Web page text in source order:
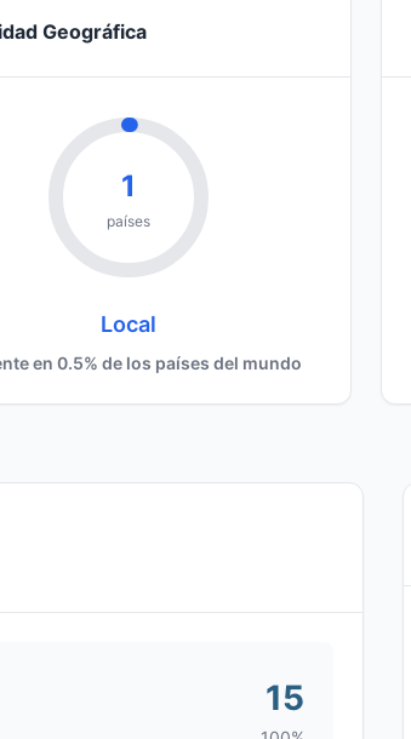
Geográfica
1
países
Local
en 0.5% de los países del mundo
15